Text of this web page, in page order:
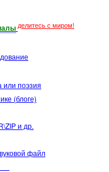
делитесь с миром!
или поэзия
(блоге)
и др.
файл